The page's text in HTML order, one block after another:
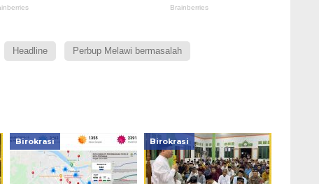
Headline Perbup Melawi bermasalah
Birokrasi Birokrasi